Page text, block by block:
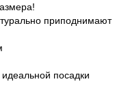
приподнимают
посадки